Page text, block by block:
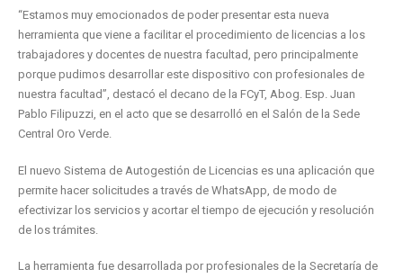
“Estamos muy emocionados de poder presentar esta nueva
herramienta que viene a facilitar el procedimiento de licencias a los
trabajadores y docentes de nuestra facultad, pero principalmente
porque pudimos desarrollar este dispositivo con profesionales de
nuestra facultad”, destacó el decano de la FCyT, Abog. Esp. Juan
Pablo Filipuzzi, en el acto que se desarrolló en el Salón de la Sede
Central Oro Verde.
El nuevo Sistema de Autogestión de Licencias es una aplicación que
permite hacer solicitudes a través de WhatsApp, de modo de
efectivizar los servicios y acortar el tiempo de ejecución y resolución
de los trámites.
La herramienta fue desarrollada por profesionales de la Secretaría de